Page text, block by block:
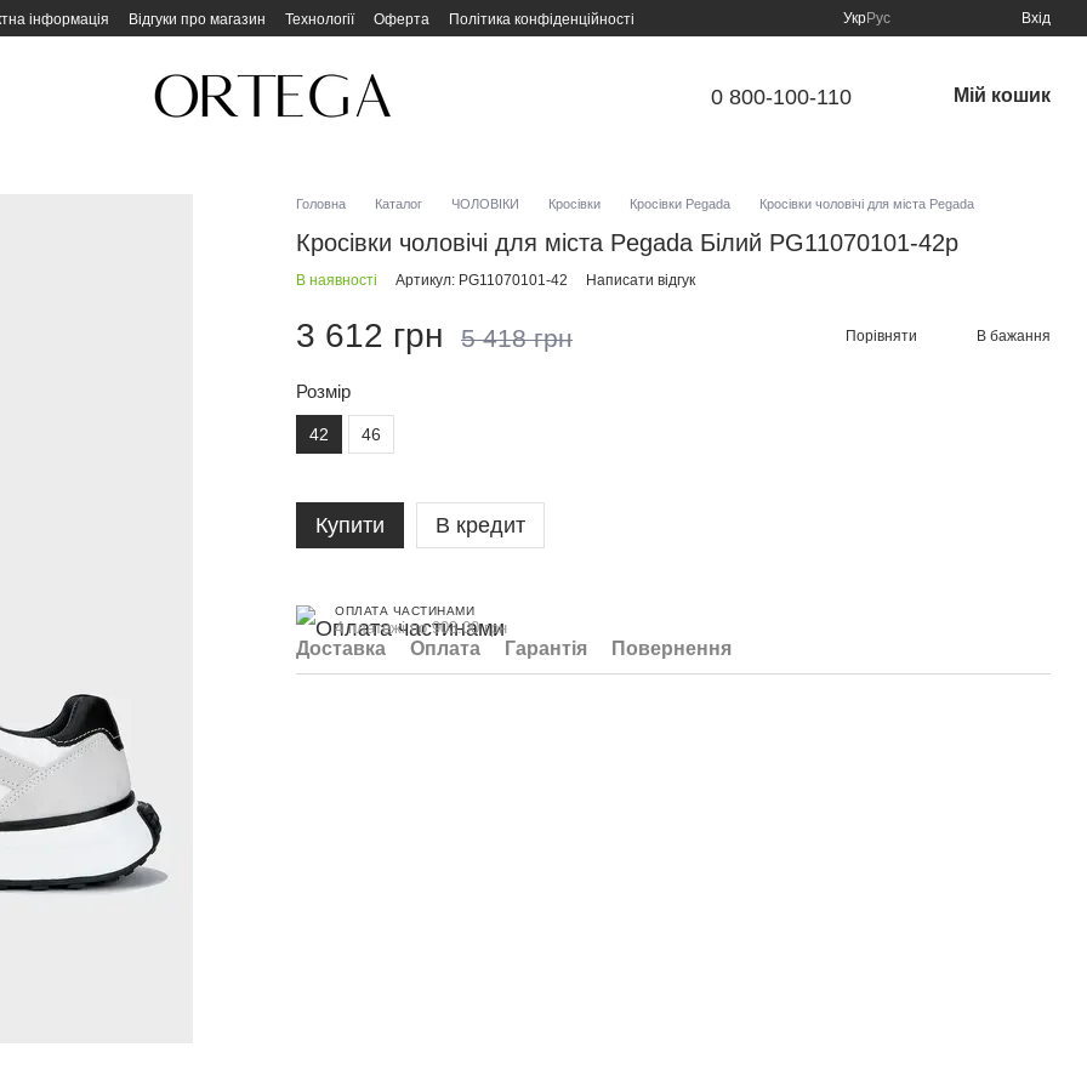
інформація Відгуки про магазин Технології Оферта Політика конфіденційності УкрРус Вхід
0 800-100-110 Мій кошик
Головна Каталог ЧОЛОВІКИ Кросівки Кросівки Pegada Кросівки чоловічі для міста Pegada
Кросівки чоловічі для міста Pegada Білий PG11070101-42р
В наявності Артикул: PG11070101-42 Написати відгук
3 612 грн 5 418 грн Порівняти В бажання
Розмір
42 46
Купити В кредит
ОПЛАТА ЧАСТИНАМИ
4 платежі по 903.00 грн
Доставка Оплата Гарантія Повернення